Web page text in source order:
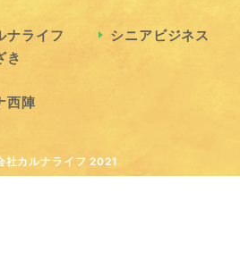
ナライフ
き
西陣
シニアビジネス
社カルナライフ 2021